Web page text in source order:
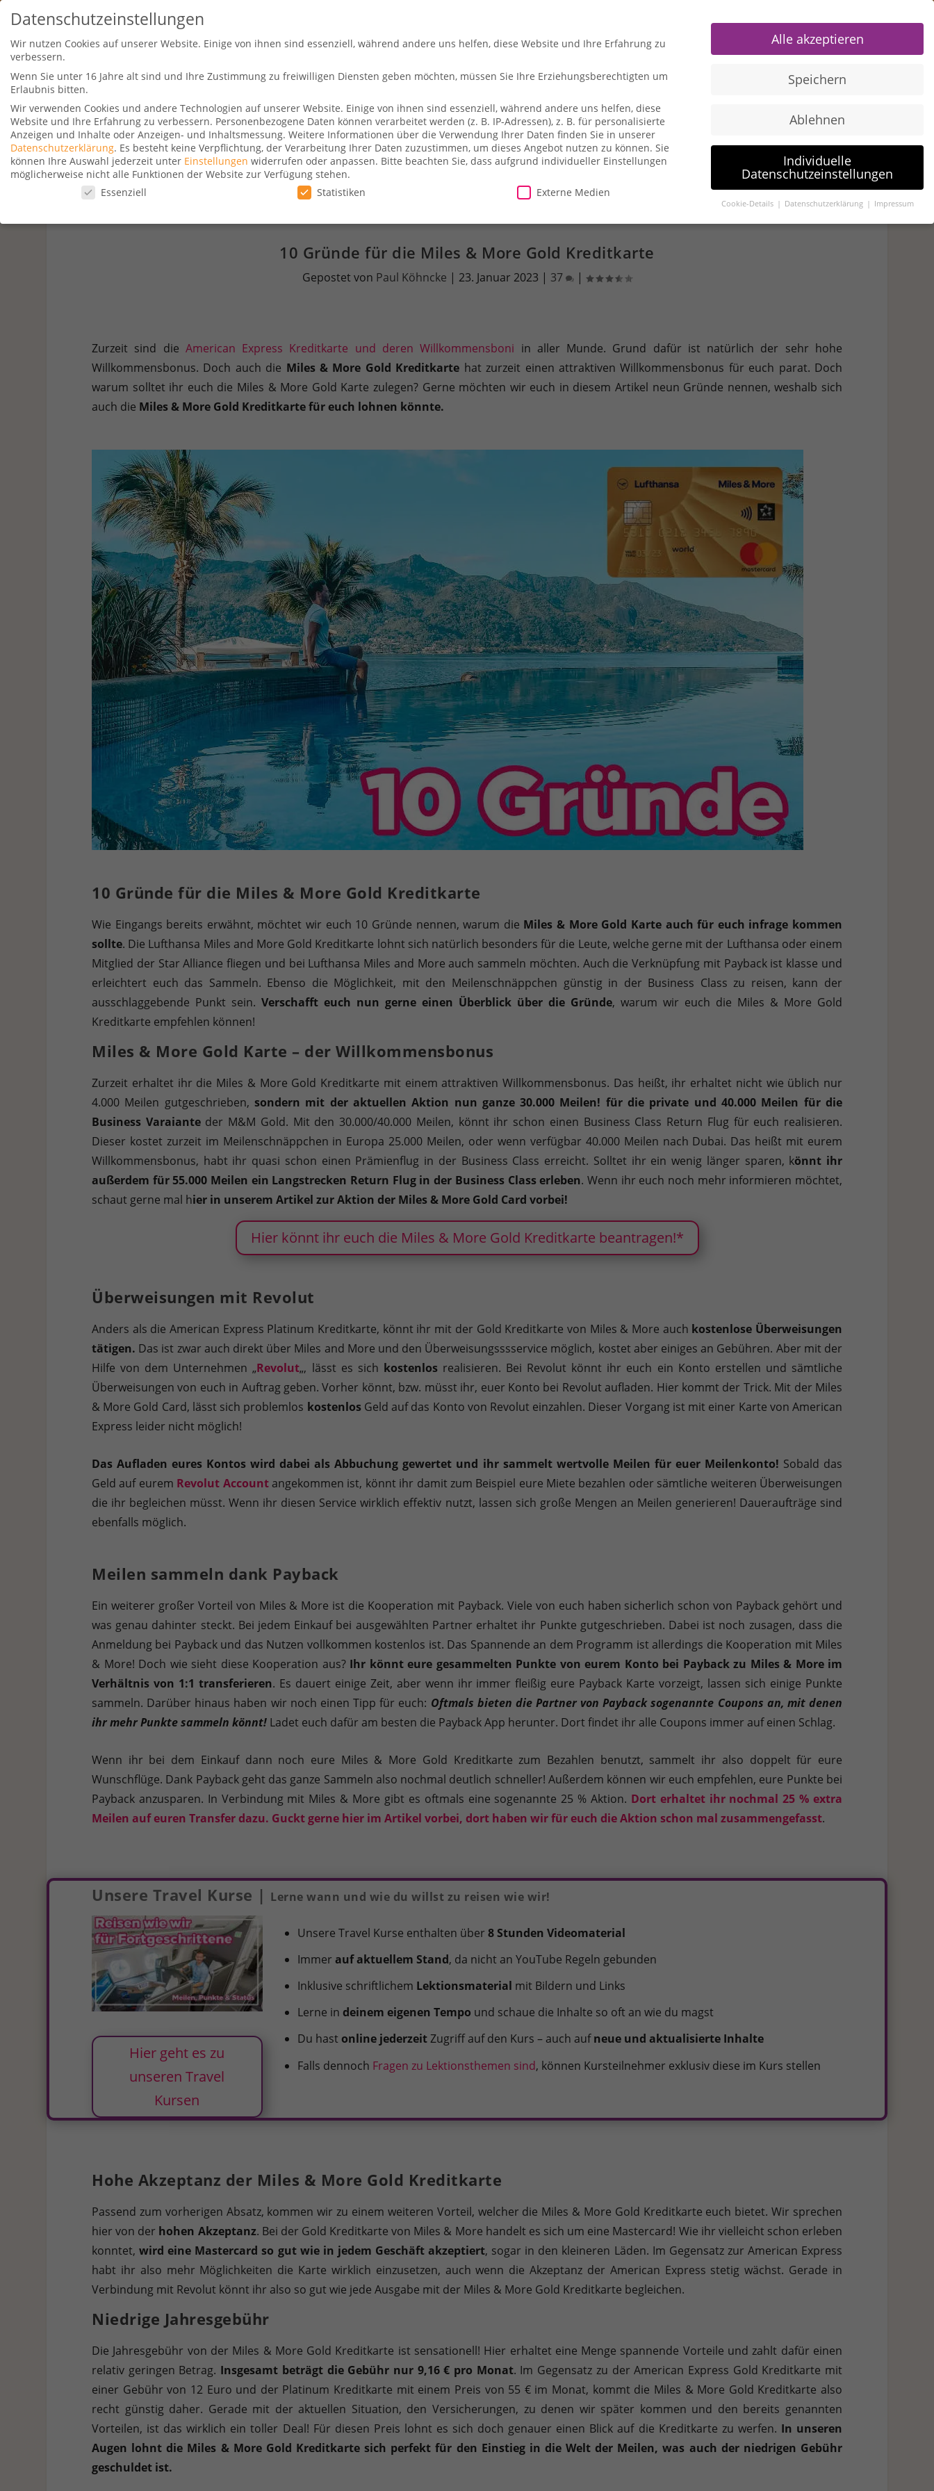
0 Items
Travel Kurse Aktionen Hotelsuche So fliegt ihr Merch-Shop Payback Alles zu American Express
10 Gründe für die Miles & More Gold Kreditkarte
Gepostet von Paul Köhncke | 23. Januar 2023 | 37 |
Zurzeit sind die American Express Kreditkarte und deren Willkommensboni in aller Munde. Grund dafür ist natürlich der sehr hohe
Willkommensbonus. Doch auch die Miles & More Gold Kreditkarte hat zurzeit einen attraktiven Willkommensbonus für euch parat. Doch
warum solltet ihr euch die Miles & More Gold Karte zulegen? Gerne möchten wir euch in diesem Artikel neun Gründe nennen, weshalb sich
auch die Miles & More Gold Kreditkarte für euch lohnen könnte.
10 Gründe für die Miles & More Gold Kreditkarte
Wie Eingangs bereits erwähnt, möchtet wir euch 10 Gründe nennen, warum die Miles & More Gold Karte auch für euch infrage kommen
sollte. Die Lufthansa Miles and More Gold Kreditkarte lohnt sich natürlich besonders für die Leute, welche gerne mit der Lufthansa oder einem
Mitglied der Star Alliance fliegen und bei Lufthansa Miles and More auch sammeln möchten. Auch die Verknüpfung mit Payback ist klasse und
erleichtert euch das Sammeln. Ebenso die Möglichkeit, mit den Meilenschnäppchen günstig in der Business Class zu reisen, kann der
ausschlaggebende Punkt sein. Verschafft euch nun gerne einen Überblick über die Gründe, warum wir euch die Miles & More Gold
Kreditkarte empfehlen können!
Miles & More Gold Karte – der Willkommensbonus
Zurzeit erhaltet ihr die Miles & More Gold Kreditkarte mit einem attraktiven Willkommensbonus. Das heißt, ihr erhaltet nicht wie üblich nur
4.000 Meilen gutgeschrieben, sondern mit der aktuellen Aktion nun ganze 30.000 Meilen! für die private und 40.000 Meilen für die
Business Varaianteder M&M Gold. Mit den 30.000/40.000 Meilen, könnt ihr schon einen Business Class Return Flug für euch realisieren.
Dieser kostet zurzeit im Meilenschnäppchen in Europa 25.000 Meilen, oder wenn verfügbar 40.000 Meilen nach Dubai. Das heißt mit eurem
Willkommensbonus, habt ihr quasi schon einen Prämienflug in der Business Class erreicht. Solltet ihr ein wenig länger sparen, könnt ihr
außerdem für 55.000 Meilen ein Langstrecken Return Flug in der Business Class erleben. Wenn ihr euch noch mehr informieren möchtet,
schaut gerne mal hier in unserem Artikel zur Aktion der Miles & More Gold Card vorbei!
Hier könnt ihr euch die Miles & More Gold Kreditkarte beantragen!*
Überweisungen mit Revolut
Anders als die American Express Platinum Kreditkarte, könnt ihr mit der Gold Kreditkarte von Miles & More auch kostenlose Überweisungen
tätigen. Das ist zwar auch direkt über Miles and More und den Überweisungsssservice möglich, kostet aber einiges an Gebühren. Aber mit der
Hilfe von dem Unternehmen „Revolut„, lässt es sich kostenlosrealisieren. Bei Revolut könnt ihr euch ein Konto erstellen und sämtliche
Überweisungen von euch in Auftrag geben. Vorher könnt, bzw. müsst ihr, euer Konto bei Revolut aufladen. Hier kommt der Trick. Mit der Miles
& More Gold Card, lässt sich problemlos kostenlosGeld auf das Konto von Revolut einzahlen. Dieser Vorgang ist mit einer Karte von American
Express leider nicht möglich!
Das Aufladen eures Kontos wird dabei als Abbuchung gewertet und ihr sammelt wertvolle Meilen für euer Meilenkonto! Sobald das
Geld auf eurem Revolut Accountangekommen ist, könnt ihr damit zum Beispiel eure Miete bezahlen oder sämtliche weiteren Überweisungen
die ihr begleichen müsst. Wenn ihr diesen Service wirklich effektiv nutzt, lassen sich große Mengen an Meilen generieren! Daueraufträge sind
ebenfalls möglich.
Meilen sammeln dank Payback
Ein weiterer großer Vorteil von Miles & More ist die Kooperation mit Payback. Viele von euch haben sicherlich schon von Payback gehört und
was genau dahinter steckt. Bei jedem Einkauf bei ausgewählten Partner erhaltet ihr Punkte gutgeschrieben. Dabei ist noch zusagen, dass die
Anmeldung bei Payback und das Nutzen vollkommen kostenlos ist. Das Spannende an dem Programm ist allerdings die Kooperation mit Miles
& More! Doch wie sieht diese Kooperation aus? Ihr könnt eure gesammelten Punkte von eurem Konto bei Payback zu Miles & More im
Verhältnis von 1:1 transferieren. Es dauert einige Zeit, aber wenn ihr immer fleißig eure Payback Karte vorzeigt, lassen sich einige Punkte
sammeln. Darüber hinaus haben wir noch einen Tipp für euch: Oftmals bieten die Partner von Payback sogenannte Coupons an, mit denen
ihr mehr Punkte sammeln könnt! Ladet euch dafür am besten die Payback App herunter. Dort findet ihr alle Coupons immer auf einen Schlag.
Wenn ihr bei dem Einkauf dann noch eure Miles & More Gold Kreditkarte zum Bezahlen benutzt, sammelt ihr also doppelt für eure
Wunschflüge. Dank Payback geht das ganze Sammeln also nochmal deutlich schneller! Außerdem können wir euch empfehlen, eure Punkte bei
Payback anzusparen. In Verbindung mit Miles & More gibt es oftmals eine sogenannte 25 % Aktion. Dort erhaltet ihr nochmal 25 % extra
Meilen auf euren Transfer dazu. Guckt gerne hier im Artikel vorbei, dort haben wir für euch die Aktion schon mal zusammengefasst.
Unsere Travel Kurse | Lerne wann und wie du willst zu reisen wie wir!
Hier geht es zu
unseren Travel
Kursen
Unsere Travel Kurse enthalten über8 Stunden Videomaterial
Immerauf aktuellem Stand, da nicht an YouTube Regeln gebunden
Inklusive schriftlichem Lektionsmaterial mit Bildern und Links
Lerne in deinem eigenen Tempo und schaue die Inhalte so oft an wie du magst
Du hastonline jederzeitZugriff auf den Kurs – auch aufneue und aktualisierte Inhalte
Falls dennoch Fragen zu Lektionsthemen sind, können Kursteilnehmer exklusiv diese im Kurs stellen
Hohe Akzeptanz der Miles & More Gold Kreditkarte
Passend zum vorherigen Absatz, kommen wir zu einem weiteren Vorteil, welcher die Miles & More Gold Kreditkarte euch bietet. Wir sprechen
hier von der hohen Akzeptanz. Bei der Gold Kreditkarte von Miles & More handelt es sich um eine Mastercard! Wie ihr vielleicht schon erleben
konntet,wird eine Mastercard so gut wie in jedem Geschäft akzeptiert, sogar in den kleineren Läden. Im Gegensatz zur American Express
habt ihr also mehr Möglichkeiten die Karte wirklich einzusetzen, auch wenn die Akzeptanz der American Express stetig wächst. Gerade in
Verbindung mit Revolut könnt ihr also so gut wie jede Ausgabe mit der Miles & More Gold Kreditkarte begleichen.
Niedrige Jahresgebühr
Die Jahresgebühr von der Miles & More Gold Kreditkarte ist sensationell! Hier erhaltet eine Menge spannende Vorteile und zahlt dafür einen
relativ geringen Betrag. Insgesamt beträgt die Gebühr nur 9,16 € pro Monat. Im Gegensatz zu der American Express Gold Kreditkarte mit
einer Gebühr von 12 Euro und der Platinum Kreditkarte mit einem Preis von 55 € im Monat, kommt die Miles & More Gold Kreditkarte also
recht günstig daher. Gerade mit der aktuellen Situation, den Versicherungen, zu denen wir später kommen und den bereits genannten
Vorteilen, ist das wirklich ein toller Deal! Für diesen Preis lohnt es sich doch genauer einen Blick auf die Kreditkarte zu werfen. In unseren
Augen lohnt die Miles & More Gold Kreditkarte sich perfekt für den Einstieg in die Welt der Meilen, was auch der niedrigen Gebühr
geschuldet ist.
Datenschutzeinstellungen
Wir nutzen Cookies auf unserer Website. Einige von ihnen sind essenziell, während andere uns helfen, diese Website und Ihre Erfahrung zu
verbessern.
Wenn Sie unter 16 Jahre alt sind und Ihre Zustimmung zu freiwilligen Diensten geben möchten, müssen Sie Ihre Erziehungsberechtigten um
Erlaubnis bitten.
Wir verwenden Cookies und andere Technologien auf unserer Website. Einige von ihnen sind essenziell, während andere uns helfen, diese
Website und Ihre Erfahrung zu verbessern. Personenbezogene Daten können verarbeitet werden (z. B. IP-Adressen), z. B. für personalisierte
Anzeigen und Inhalte oder Anzeigen- und Inhaltsmessung. Weitere Informationen über die Verwendung Ihrer Daten finden Sie in unserer
Datenschutzerklärung. Es besteht keine Verpflichtung, der Verarbeitung Ihrer Daten zuzustimmen, um dieses Angebot nutzen zu können. Sie
können Ihre Auswahl jederzeit unter Einstellungen widerrufen oder anpassen. Bitte beachten Sie, dass aufgrund individueller Einstellungen
möglicherweise nicht alle Funktionen der Website zur Verfügung stehen.
Datenschutzeinstellungen
Essenziell Statistiken Externe Medien
Alle akzeptieren
Speichern
Ablehnen
Individuelle
Datenschutzeinstellungen
Cookie-Details Datenschutzerklärung Impressum
Datenschutzeinstellungen
Wenn Sie unter 16 Jahre alt sind und Ihre Zustimmung zu freiwilligen Diensten geben möchten, müssen Sie Ihre Erziehungsberechtigten um Erlaubnis bitten.
Personenbezogene Daten können verarbeitet werden (z. B. IP-Adressen), z. B. für personalisierte Anzeigen und Inhalte oder Anzeigen- und Inhaltsmessung.
Alle akzeptieren Speichern Ablehnen
Datenschutzeinstellungen
Statistik Cookies erfassen Informationen anonym. Diese Informationen helfen uns zu verstehen, wie unsere Besucher unsere Website nutzen.
Externe Medien (7)
Inhalte von Videoplattformen und Social-Media-Plattformen werden standardmäßig blockiert. Wenn Cookies von externen Medien akzeptiert werden, bedarf der Zugriff auf diese Inhalte keiner manuellen Einwilligung mehr.
Cookie-Informationen anzeigen